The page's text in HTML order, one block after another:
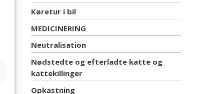
Køretur i bil
MEDICINERING
Neutralisation
Nødstedte og efterladte katte og
kattekillinger
Opkastning